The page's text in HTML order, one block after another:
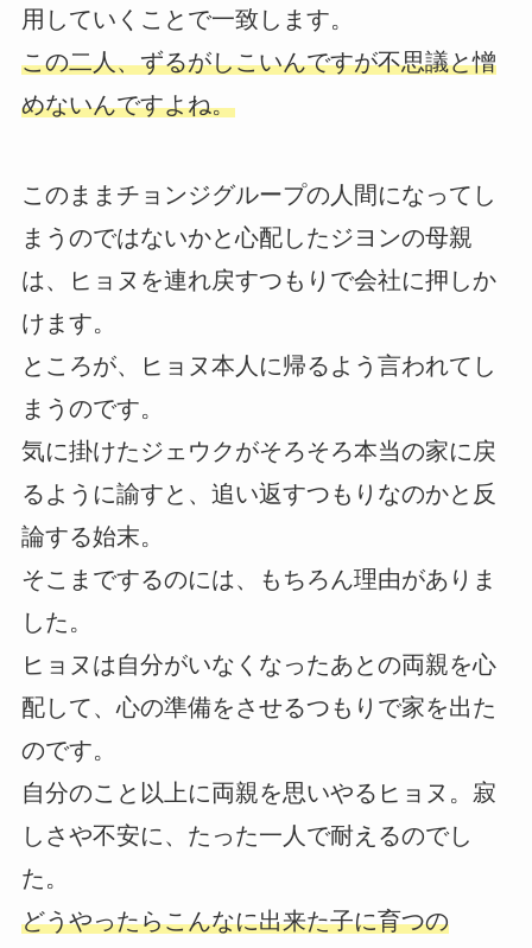
用していくことで一致します。
この二人、ずるがしこいんですが不思議と憎
めないんですよね。
このままチョンジグループの人間になってし
まうのではないかと心配したジヨンの母親
は、ヒョヌを連れ戻すつもりで会社に押しか
けます。
ところが、ヒョヌ本人に帰るよう言われてし
まうのです。
気に掛けたジェウクがそろそろ本当の家に戻
るように諭すと、追い返すつもりなのかと反
論する始末。
そこまでするのには、もちろん理由がありま
した。
ヒョヌは自分がいなくなったあとの両親を心
配して、心の準備をさせるつもりで家を出た
のです。
自分のこと以上に両親を思いやるヒョヌ。寂
しさや不安に、たった一人で耐えるのでし
た。
どうやったらこんなに出来た子に育つの